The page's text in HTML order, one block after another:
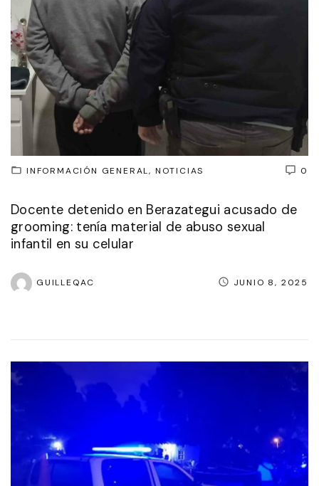
0
INFORMACIÓN GENERAL NOTICIAS
Docente detenido en Berazategui acusado de
grooming: tenía material de abuso sexual
infantil en su celular
GUILLEQAC JUNIO 8, 2025